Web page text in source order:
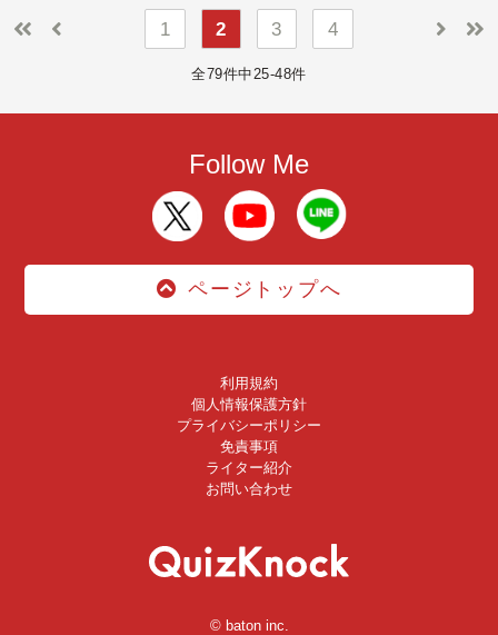
1 2 3 4
全79件中25-48件
Follow Me
ページトップへ
利用規約
個人情報保護方針
プライバシーポリシー
免責事項
ライター紹介
お問い合わせ
© baton inc.